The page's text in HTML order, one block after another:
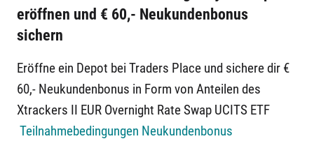
eröffnen und € 60,- Neukundenbonus
sichern
Eröffne ein Depot bei Traders Place und sichere dir €
60,- Neukundenbonus in Form von Anteilen des
Xtrackers II EUR Overnight Rate Swap UCITS ETF
Teilnahmebedingungen Neukundenbonus